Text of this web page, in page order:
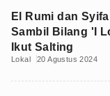
El Rumi dan
Sambil Bilang 'I
Ikut Salting
Lokal 20 Agustus 2024